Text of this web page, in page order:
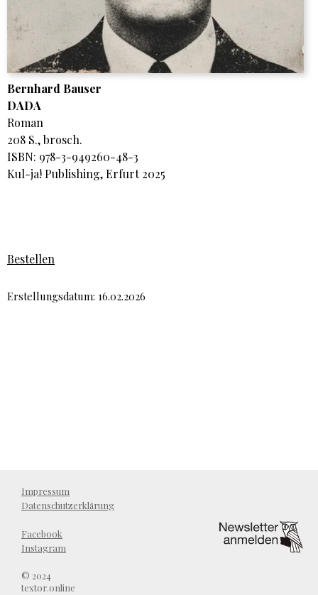
Bernhard Bauser
DADA
Roman
208 S., brosch.
ISBN: 978-3-949260-48-3
Kul-ja! Publishing, Erfurt 2025
Bestellen
Erstellungsdatum: 16.02.2026
Impressum
Datenschutzerklärung
Facebook
Instagram
© 2024
textor.online